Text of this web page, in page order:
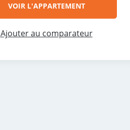
VOIR L'APPARTEMENT
Ajouter au comparateur